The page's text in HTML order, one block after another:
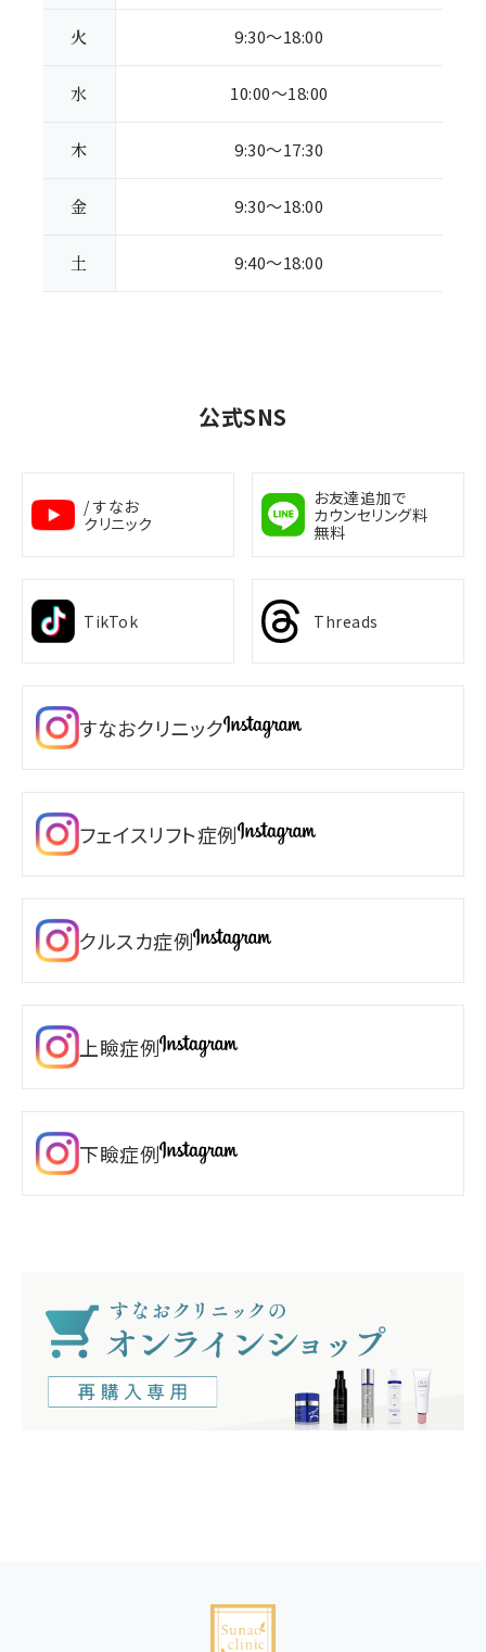
火
水
木
金
土
9:30～18:00
10:00～18:00
9:30～17:30
9:30～18:00
9:40～18:00
公式SNS
/ すなお
クリニック
お友達追加で
カウンセリング料
無料
TikTok Threads
すなおクリニック
フェイスリフト症例
クルスカ症例
上瞼症例
下瞼症例